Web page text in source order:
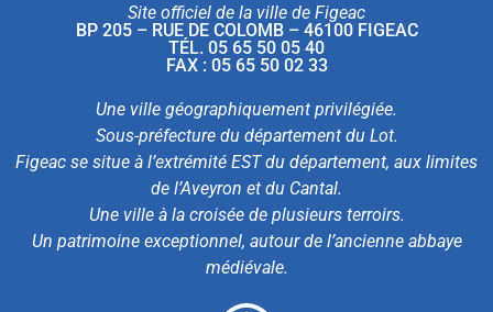
Site officiel de la ville de Figeac
BP 205 – RUE DE COLOMB – 46100 FIGEAC
TÉL. 05 65 50 05 40
FAX : 05 65 50 02 33
Une ville géographiquement privilégiée.
Sous-préfecture du département du Lot.
Figeac se situe à l’extrémité EST du département, aux limites
de l’Aveyron et du Cantal.
Une ville à la croisée de plusieurs terroirs.
Un patrimoine exceptionnel, autour de l’ancienne abbaye
médiévale.